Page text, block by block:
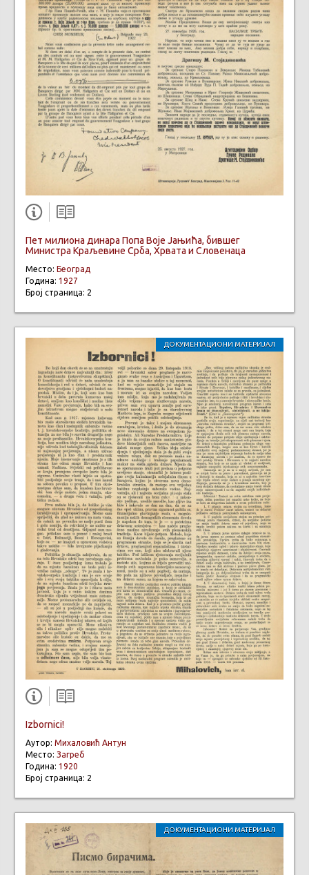
Пет милиона динара Попа Воје Јањића, бившег
Министра Краљевине Срба, Хрвата и Словенаца
Место: Београд
Година: 1927
Број страница: 2
ДОКУМЕНТАЦИОНИ МАТЕРИЈАЛ
Izbornici!
Аутор: Михаловић Антун
Место: Загреб
Година: 1920
Број страница: 2
ДОКУМЕНТАЦИОНИ МАТЕРИЈАЛ